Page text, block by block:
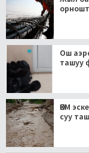
Ош
ташуу
ӨКМ
суу